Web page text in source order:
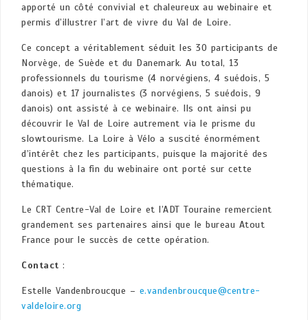
apporté un côté convivial et chaleureux au webinaire et
permis d’illustrer l’art de vivre du Val de Loire.
Ce concept a véritablement séduit les 30 participants de
Norvège, de Suède et du Danemark. Au total, 13
professionnels du tourisme (4 norvégiens, 4 suédois, 5
danois) et 17 journalistes (3 norvégiens, 5 suédois, 9
danois) ont assisté à ce webinaire. Ils ont ainsi pu
découvrir le Val de Loire autrement via le prisme du
slowtourisme. La Loire à Vélo a suscité énormément
d’intérêt chez les participants, puisque la majorité des
questions à la fin du webinaire ont porté sur cette
thématique.
Le CRT Centre-Val de Loire et l’ADT Touraine remercient
grandement ses partenaires ainsi que le bureau Atout
France pour le succès de cette opération.
Contact :
Estelle Vandenbroucque – e.vandenbroucque@centre-
valdeloire.org